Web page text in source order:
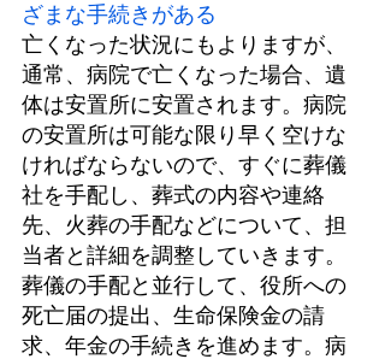
ざまな手続きがある
亡くなった状況にもよりますが、
通常、病院で亡くなった場合、遺
体は安置所に安置されます。病院
の安置所は可能な限り早く空けな
ければならないので、すぐに葬儀
社を手配し、葬式の内容や連絡
先、火葬の手配などについて、担
当者と詳細を調整していきます。
葬儀の手配と並行して、役所への
死亡届の提出、生命保険金の請
求、年金の手続きを進めます。病